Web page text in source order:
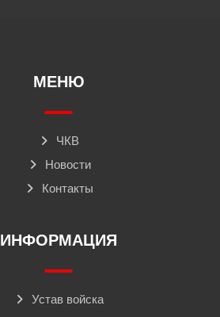
МЕНЮ
ЧКВ
Новости
Контакты
ИНФОРМАЦИЯ
Устав войска